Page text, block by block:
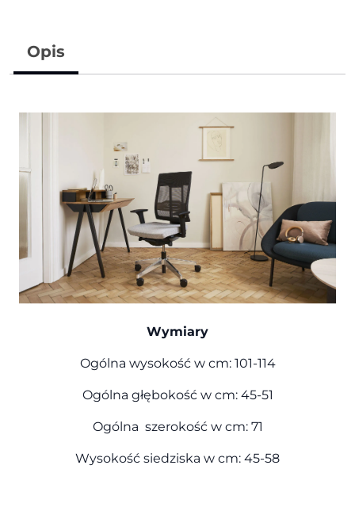
Opis
Wymiary
Ogólna wysokość w cm: 101-114
Ogólna głębokość w cm: 45-51
Ogólna szerokość w cm: 71
Wysokość siedziska w cm: 45-58